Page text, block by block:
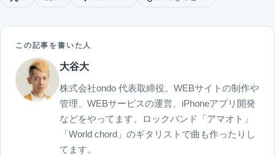
この記事を書いた人
大谷大
株式会社ondo 代表取締役。WEBサイトの制作や
管理、WEBサービスの運営、iPhoneアプリ開発
などをやってます。ロックバンド「アマオト」
「World chord」のギタリストで曲も作ったりし
てます。